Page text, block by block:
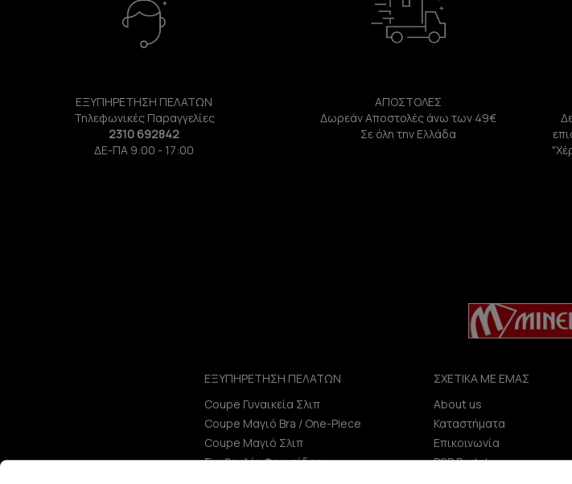
ΕΞΥΠΗΡΕΤΗΣΗ ΠΕΛΑΤΩΝ
Τηλεφωνικές Παραγγελίες
2310 692842
ΔΕ-ΠΑ 9:00 - 17:00
ΑΠΟΣΤΟΛΕΣ
Δωρεάν Αποστολές άνω των 49€
Σε όλη την Ελλάδα
ΕΞΥΠΗΡΕΤΗΣΗ ΠΕΛΑΤΩΝ
Coupe Γυναικεία Σλιπ
Coupe Μαγιό Bra / One-Piece
Coupe Μαγιό Σλιπ
Συμβουλές Φροντίδας
ΣΧΕΤΙΚΑ ΜΕ ΕΜΑΣ
About us
Καταστήματα
Επικοινωνία
B2B Portal